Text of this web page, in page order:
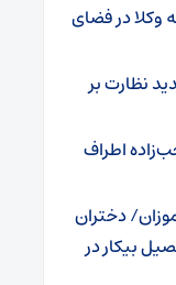
وکلا در فضای
نظارت بر
اطراف
دختران
بیکار در